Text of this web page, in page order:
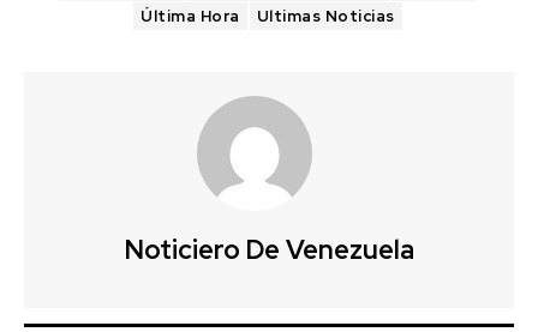
Última Hora
Ultimas Noticias
Noticiero De Venezuela